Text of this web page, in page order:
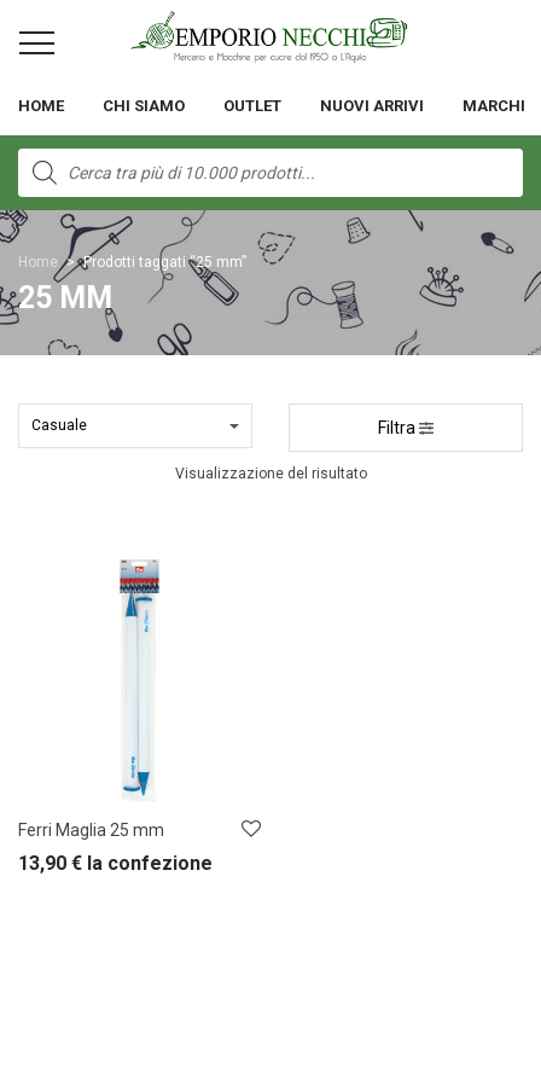
HOME CHI SIAMO OUTLET NUOVI ARRIVI MARCHI
Products
search
Home > Prodotti taggati “25 mm”
25 MM
Filtra
Visualizzazione del risultato
Ferri Maglia 25 mm
13,90 € la confezione